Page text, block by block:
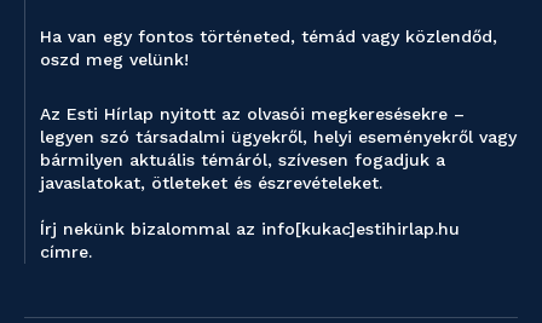
Ha van egy fontos történeted, témád vagy közlendőd,
oszd meg velünk!
Az Esti Hírlap nyitott az olvasói megkeresésekre –
legyen szó társadalmi ügyekről, helyi eseményekről vagy
bármilyen aktuális témáról, szívesen fogadjuk a
javaslatokat, ötleteket és észrevételeket.
Írj nekünk bizalommal az info[kukac]estihirlap.hu
címre.